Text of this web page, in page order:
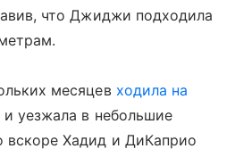
что Джиджи подходила
месяцев ходила на
и уезжала в небольшие
вскоре Хадид и ДиКаприо